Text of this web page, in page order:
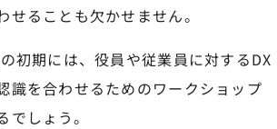
せることも欠かせません。
初期には、役員や従業員に対するDX
識を合わせるためのワークショップ
しょう。